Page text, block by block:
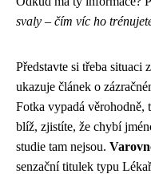
svaly – čím víc ho
Představte si třeba situaci
ukazuje článek o
Fotka vypadá věrohodně,
blíž, zjistíte, že chybí
studie tam nejsou.
senzační titulek typu